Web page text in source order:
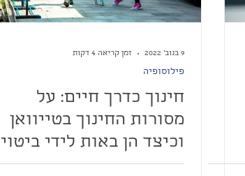
9 בנוב׳ 2022 זמן קריאה 4 דקות
פילוסופיה
חינוך כדרך חיים: על
מסורות החינוך בטייוואן
וכיצד הן באות לידי ביטוי
גם היום